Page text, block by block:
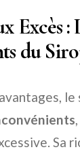
Excès :
du
le
Sa